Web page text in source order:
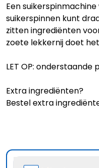
Een
suikerspinnen kunt
zitten ingrediënten
zoete lekkernij doet
LET OP: onderstaande
Extra ingrediënten?
Bestel extra